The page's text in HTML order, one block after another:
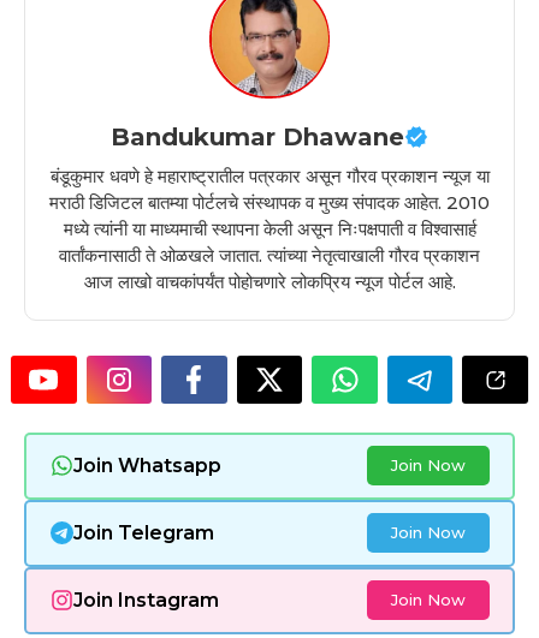
Bandukumar Dhawane
बंडूकुमार धवणे हे महाराष्ट्रातील पत्रकार असून गौरव प्रकाशन न्यूज या
मराठी डिजिटल बातम्या पोर्टलचे संस्थापक व मुख्य संपादक आहेत. 2010
मध्ये त्यांनी या माध्यमाची स्थापना केली असून निःपक्षपाती व विश्वासार्ह
वार्तांकनासाठी ते ओळखले जातात. त्यांच्या नेतृत्वाखाली गौरव प्रकाशन
आज लाखो वाचकांपर्यंत पोहोचणारे लोकप्रिय न्यूज पोर्टल आहे.
Join Whatsapp Join Now
Join Telegram Join Now
Join Instagram Join Now